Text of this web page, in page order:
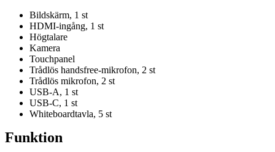
Bildskärm, 1 st
HDMI-ingång, 1 st
Högtalare
Kamera
Touchpanel
Trådlös handsfree-mikrofon, 2 st
Trådlös mikrofon, 2 st
USB-A, 1 st
USB-C, 1 st
Whiteboardtavla, 5 st
Funktion